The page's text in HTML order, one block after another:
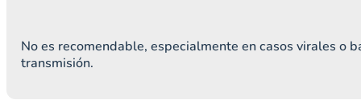
No es recomendable, especialmente en casos virales o
transmisión.